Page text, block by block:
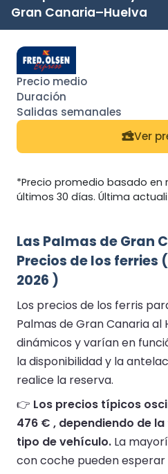
Gran Canaria–Huelva
Ver
*Precio promedio basado en
últimos 30 días. Última
Las Palmas de Gran
Precios de los
2026 )
Los precios de los ferris
Palmas de Gran Canaria al
dinámicos y varían en
la disponibilidad y la
realice la reserva.
👉 Los precios típicos
476 € , dependiendo de
tipo de vehículo. La
con coche pueden